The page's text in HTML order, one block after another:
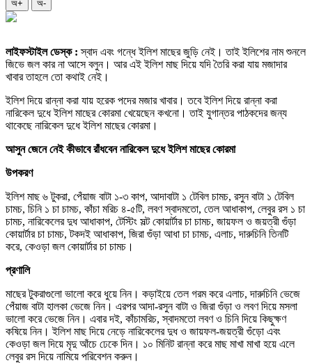
অ+ অ-
লাইফস্টাইল ডেস্ক :স্বাদ এবং গন্ধে ইলিশ মাছের জুড়ি নেই। তাই ইলিশের নাম শুনলে
জিভে জল কার না আসে বলুন। আর এই ইলিশ মাছ দিয়ে যদি তৈরি করা যায় মজাদার
খাবার তাহলে তো কথাই নেই।
ইলিশ দিয়ে রান্না করা যায় হরেক পদের মজার খাবার। তবে ইলিশ দিয়ে রান্না করা
নারিকেল দুধে ইলিশ মাছের কোরমা খেয়েছেন কখনো। তাই যুগান্তর পাঠকদের জন্য
থাকেছে নারিকেল দুধে ইলিশ মাছের কোরমা।
আসুন জেনে নেই কীভাবে রাঁধবেন নারিকেল দুধে ইলিশ মাছের কোরমা
উপকরণ
ইলিশ মাছ ৬ টুকরা, পেঁয়াজ বাটা ১-৩ কাপ, আদাবাটা ১ টেবিল চামচ, রসুন বাটা ১ টেবিল
চামচ, চিনি ১ চা চামচ, কাঁচা মরিচ ৪-৫টি, লবণ স্বাদমতো, তেল আধাকাপ, লেবুর রস ১ চা
চামচ, নারিকেলের দুধ আধাকাপ, টেস্টিং সল্ট কোয়ার্টার চা চামচ, জায়ফল ও জয়ত্রী গুঁড়া
কোয়ার্টার চা চামচ, টকদই আধাকাপ, জিরা গুঁড়া আধা চা চামচ, এলাচ, দারুচিনি তিনটি
করে, কেওড়া জল কোয়ার্টার চা চামচ।
প্রণালি
মাছের টুকরাগুলো ভালো করে ধুয়ে নিন। কড়াইয়ে তেল গরম করে এলাচ, দারুচিনি ভেজে
পেঁয়াজ বাটা হালকা ভেজে নিন। এরপর আদা-রসুন বাটা ও জিরা গুঁড়া ও লবণ দিয়ে মসলা
ভালো করে ভেজে নিন। এবার দই, কাঁচামরিচ, স্বাদমতো লবণ ও চিনি দিয়ে কিছুক্ষণ
কষিয়ে নিন। ইলিশ মাছ দিয়ে নেড়ে নারিকেলের দুধ ও জায়ফল-জয়ত্রী গুঁড়ো এবং
কেওড়া জল দিয়ে মৃদু আঁচে ঢেকে দিন। ১০ মিনিট রান্না করে মাছ মাখা মাখা হয়ে এলে
লেবুর রস দিয়ে নামিয়ে পরিবেশন করুন।